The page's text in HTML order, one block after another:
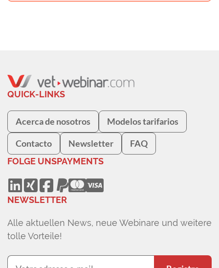
QUICK-LINKS
Acerca de nosotros Modelos tarifarios
Contacto Newsletter FAQ
FOLGE UNSPAYMENTS
NEWSLETTER
Alle aktuellen News, neue Webinare und weitere
tolle Vorteile!